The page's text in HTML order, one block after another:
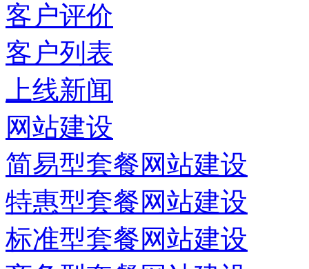
客户评价
客户列表
上线新闻
网站建设
简易型套餐网站建设
特惠型套餐网站建设
标准型套餐网站建设